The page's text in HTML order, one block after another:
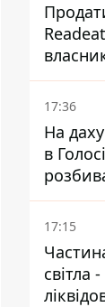
17:36
На
в
гектар
17:15
світла